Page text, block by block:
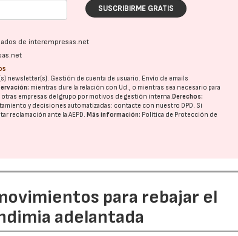
SUSCRIBIRME GRATIS
de interempresas.net
newsletter(s). Gestión de cuenta de usuario. Envío de emails
mientras dure la relación con Ud., o mientras sea necesario para
otras empresas del grupo por motivos de gestión interna. Derechos:
y decisiones automatizadas: contacte con nuestro DPD. Si
reclamación ante laAEPD. Más información: Política de Protección de
para rebajar el
adelantada